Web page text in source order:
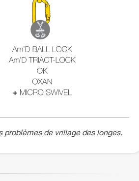
problèmes de vrillage des longes.